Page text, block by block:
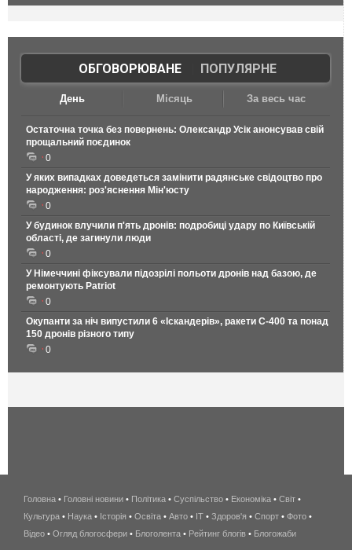
ОБГОВОРЮВАНЕ| ПОПУЛЯРНЕ
День Місяць За весь час
Остаточна точка без повернень: Олександр Усік анонсував свій
прощальний поєдинок
0
У яких випадках доведеться замінити радянське свідоцтво про
народження: роз'яснення Мін'юсту
0
У будинок влучили п'ять дронів: подробиці удару по Київській
області, де загинули люди
0
У Німеччині фіксували підозрілі польоти дронів над базою, де
ремонтують Patriot
0
Окупанти за ніч випустили 6 «Іскандерів», ракети С-400 та понад
150 дронів різного типу
0
беспроводной
интернет
киев
Головна • Головні новини • Політика • Суспільство • Економіка • Світ •
Культура • Наука • Історія • Освіта • Авто • IT • Здоров'я • Спорт • Фото •
Відео • Огляд блогосфери • Блоголента • Рейтинг блогів • Блогожаби